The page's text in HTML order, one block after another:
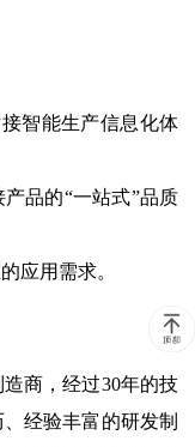
智能生产信息化体
品的“一站式”品质
应用需求。
商，经过30年的技
经验丰富的研发制